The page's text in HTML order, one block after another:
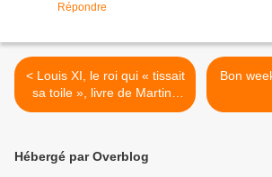
Répondre
< Louis XI, le roi qui « tissait
sa toile », livre de Martine
Mallein Leguédois
Hébergé par Overblog